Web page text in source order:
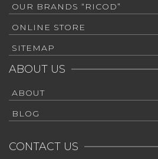
OUR BRANDS “RICOD”
ONLINE STORE
SITEMAP
ABOUT US
ABOUT
BLOG
CONTACT US